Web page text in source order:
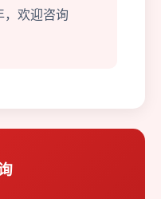
，欢迎咨询